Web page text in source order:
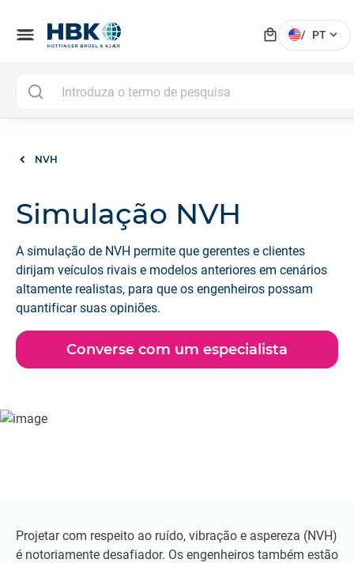
menu local_mall / PT expand_more
NVH
Simulação NVH
A simulação de NVH permite que gerentes e clientes
dirijam veículos rivais e modelos anteriores em cenários
altamente realistas, para que os engenheiros possam
quantificar suas opiniões.
Converse com um especialista
Projetar com respeito ao ruído, vibração e aspereza (NVH)
é notoriamente desafiador. Os engenheiros também estão